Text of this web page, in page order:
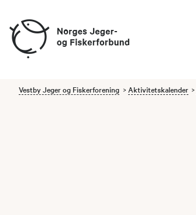
Vestby Jeger og Fiskerforening Aktivitetskalender